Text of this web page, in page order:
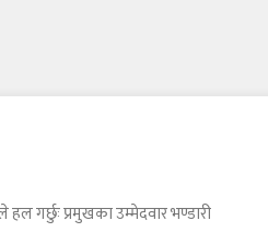
गर्छुः प्रमुखका उम्मेदवार भण्डारी